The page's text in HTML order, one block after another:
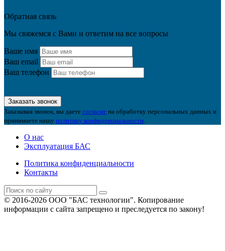
Обратная связь
Мы свяжемся с Вами и ответим на все вопросы
Ваше имя
Ваш email
Ваш телефон
Заказать звонок
Заказывая звонок, вы даете согласие на обработку персональных данных и
принимаете нашу политику конфиденциальности.
О нас
Эксплуатация БАС
Политика конфиденциальности
Контакты
© 2016-2026 ООО "БАС технологии". Копирование
информации с сайта запрещено и преследуется по закону!